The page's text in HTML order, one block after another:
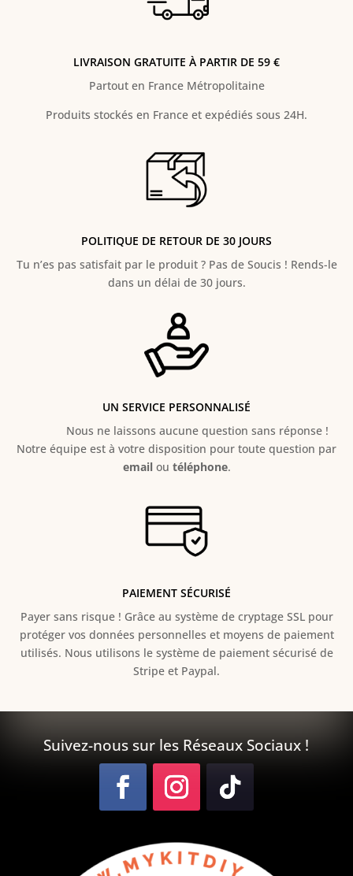
LIVRAISON GRATUITE À PARTIR DE 59 €
Partout en France Métropolitaine
Produits stockés en France et expédiés sous 24H.
POLITIQUE DE RETOUR DE 30 JOURS
Tu n’es pas satisfait par le produit ? Pas de Soucis ! Rends-le
dans un délai de 30 jours.
UN SERVICE PERSONNALISÉ
Nous ne laissons aucune question sans réponse !
Notre équipe est à votre disposition pour toute question par
emailou téléphone.
PAIEMENT SÉCURISÉ
Payer sans risque ! Grâce au système de cryptage SSL pour
protéger vos données personnelles et moyens de paiement
utilisés. Nous utilisons le système de paiement sécurisé de
Stripe et Paypal.
Suivez-nous sur les Réseaux Sociaux !